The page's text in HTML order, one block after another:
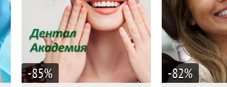
-85% -82%